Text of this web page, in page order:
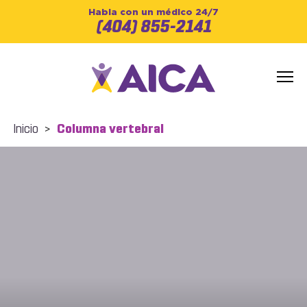
Habla con un médico 24/7
(404) 855-2141
Inicio > Columna vertebral